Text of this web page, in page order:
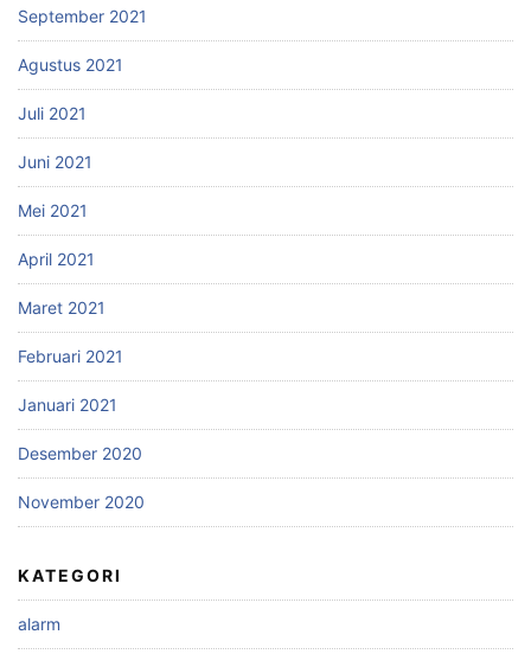
September 2021
Agustus 2021
Juli 2021
Juni 2021
Mei 2021
April 2021
Maret 2021
Februari 2021
Januari 2021
Desember 2020
November 2020
KATEGORI
alarm